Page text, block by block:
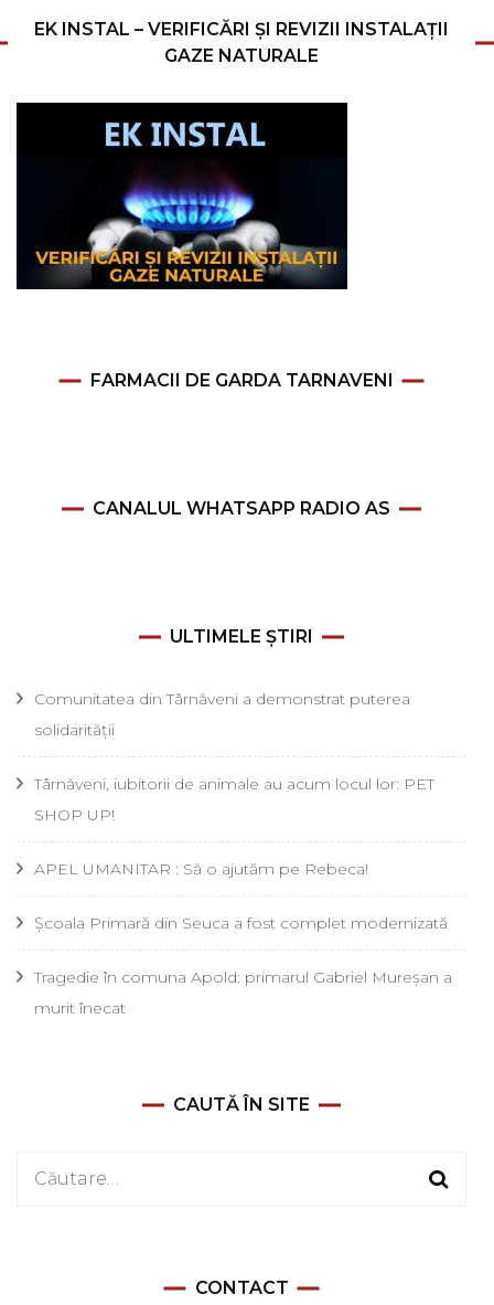
EK INSTAL – VERIFICĂRI ȘI REVIZII INSTALAȚII
GAZE NATURALE
FARMACII DE GARDA TARNAVENI
CANALUL WHATSAPP RADIO AS
ULTIMELE ȘTIRI
Comunitatea din Târnăveni a demonstrat puterea
solidarității
Târnăveni, iubitorii de animale au acum locul lor: PET
SHOP UP!
APEL UMANITAR : Să o ajutăm pe Rebeca!
Școala Primară din Seuca a fost complet modernizată
Tragedie în comuna Apold: primarul Gabriel Mureșan a
murit înecat
CAUTĂ ÎN SITE
Caută
CONTACT